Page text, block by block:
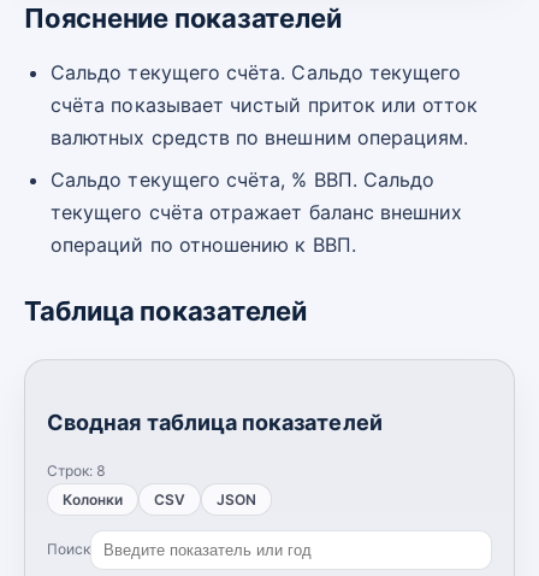
Пояснение показателей
Сальдо текущего счёта. Сальдо текущего
счёта показывает чистый приток или отток
валютных средств по внешним операциям.
Сальдо текущего счёта, % ВВП. Сальдо
текущего счёта отражает баланс внешних
операций по отношению к ВВП.
Таблица показателей
Сводная таблица показателей
Строк: 8
Колонки
CSV JSON
Поиск